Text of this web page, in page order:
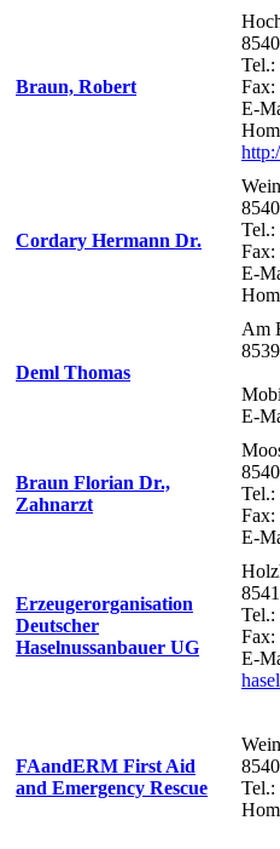
Braun, Robert
Tel.:
Fax:
E-
Cordary Hermann Dr.
Tel.:
Fax:
E-
Deml Thomas
Am
E-
Braun Florian Dr.,
Zahnarzt
Tel.:
Fax:
E-
Erzeugerorganisation
Deutscher
Haselnussanbauer UG
Tel.:
Fax:
E-
FAandERM First Aid
and Emergency Rescue
Tel.: